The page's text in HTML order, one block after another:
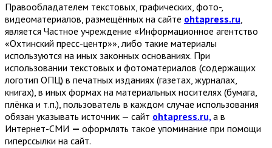
Правообладателем текстовых, графических, фото-,
видеоматериалов, размещённых на сайте ohtapress.ru,
является Частное учреждение «Информационное агентство
«Охтинский пресс-центр»», либо такие материалы
используются на иных законных основаниях. При
использовании текстовых и фотоматериалов (содержащих
логотип ОПЦ) в печатных изданиях (газетах, журналах,
книгах), в иных формах на материальных носителях (бумага,
плёнка и т.п.), пользователь в каждом случае использования
обязан указывать источник — сайт ohtapress.ru, а в
Интернет-СМИ — оформлять такое упоминание при помощи
гиперссылки на сайт.